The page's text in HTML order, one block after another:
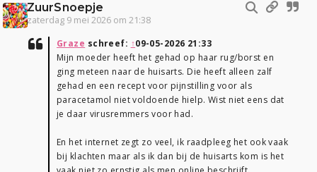
ZuurSnoepje
zaterdag 9 mei 2026 om 21:38
Graze schreef: ↑09-05-2026 21:33
Mijn moeder heeft het gehad op haar rug/borst en
ging meteen naar de huisarts. Die heeft alleen zalf
gehad en een recept voor pijnstilling voor als
paracetamol niet voldoende hielp. Wist niet eens dat
je daar virusremmers voor had.
En het internet zegt zo veel, ik raadpleeg het ook vaak
bij klachten maar als ik dan bij de huisarts kom is het